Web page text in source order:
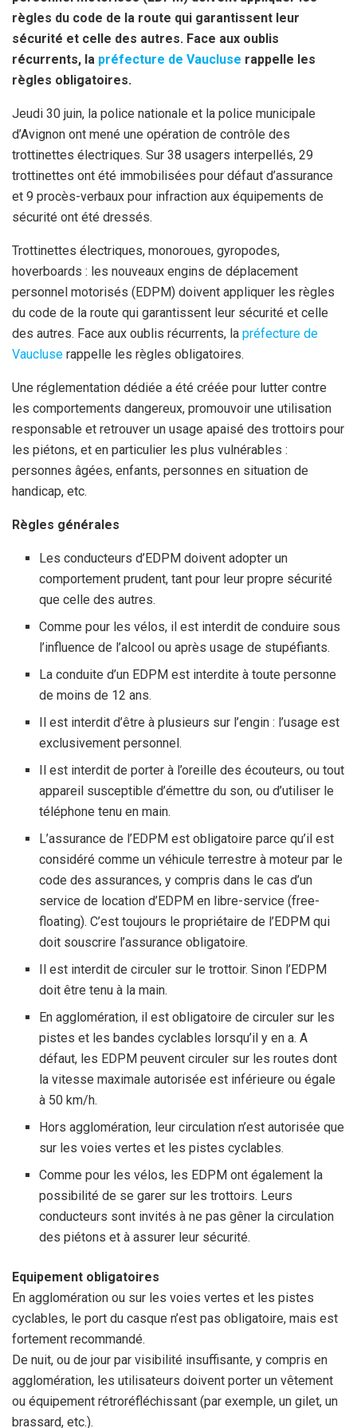
k
p
règles du code de la route qui garantissent leur
sécurité et celle des autres. Face aux oublis
récurrents, la préfecture de Vaucluse rappelle les
règles obligatoires.
Jeudi 30 juin, la police nationale et la police municipale
d’Avignon ont mené une opération de contrôle des
trottinettes électriques. Sur 38 usagers interpellés, 29
trottinettes ont été immobilisées pour défaut d’assurance
et 9 procès-verbaux pour infraction aux équipements de
sécurité ont été dressés.
Trottinettes électriques, monoroues, gyropodes,
hoverboards : les nouveaux engins de déplacement
personnel motorisés (EDPM) doivent appliquer les règles
du code de la route qui garantissent leur sécurité et celle
des autres. Face aux oublis récurrents, la préfecture de
Vaucluse rappelle les règles obligatoires.
Une réglementation dédiée a été créée pour lutter contre
les comportements dangereux, promouvoir une utilisation
responsable et retrouver un usage apaisé des trottoirs pour
les piétons, et en particulier les plus vulnérables :
personnes âgées, enfants, personnes en situation de
handicap, etc.
Règles générales
Les conducteurs d’EDPM doivent adopter un
comportement prudent, tant pour leur propre sécurité
que celle des autres.
Comme pour les vélos, il est interdit de conduire sous
l’influence de l’alcool ou après usage de stupéfiants.
La conduite d’un EDPM est interdite à toute personne
de moins de 12 ans.
Il est interdit d’être à plusieurs sur l’engin : l’usage est
exclusivement personnel.
Il est interdit de porter à l’oreille des écouteurs, ou tout
appareil susceptible d’émettre du son, ou d’utiliser le
téléphone tenu en main.
L’assurance de l’EDPM est obligatoire parce qu’il est
considéré comme un véhicule terrestre à moteur par le
code des assurances, y compris dans le cas d’un
service de location d’EDPM en libre-service (free-
floating). C’est toujours le propriétaire de l’EDPM qui
doit souscrire l’assurance obligatoire.
Il est interdit de circuler sur le trottoir. Sinon l’EDPM
doit être tenu à la main.
En agglomération, il est obligatoire de circuler sur les
pistes et les bandes cyclables lorsqu’il y en a. A
défaut, les EDPM peuvent circuler sur les routes dont
la vitesse maximale autorisée est inférieure ou égale
à 50 km/h.
Hors agglomération, leur circulation n’est autorisée que
sur les voies vertes et les pistes cyclables.
Comme pour les vélos, les EDPM ont également la
possibilité de se garer sur les trottoirs. Leurs
conducteurs sont invités à ne pas gêner la circulation
des piétons et à assurer leur sécurité.
Equipement obligatoires
En agglomération ou sur les voies vertes et les pistes
cyclables, le port du casque n’est pas obligatoire, mais est
fortement recommandé.
De nuit, ou de jour par visibilité insuffisante, y compris en
agglomération, les utilisateurs doivent porter un vêtement
ou équipement rétroréfléchissant (par exemple, un gilet, un
brassard, etc.).